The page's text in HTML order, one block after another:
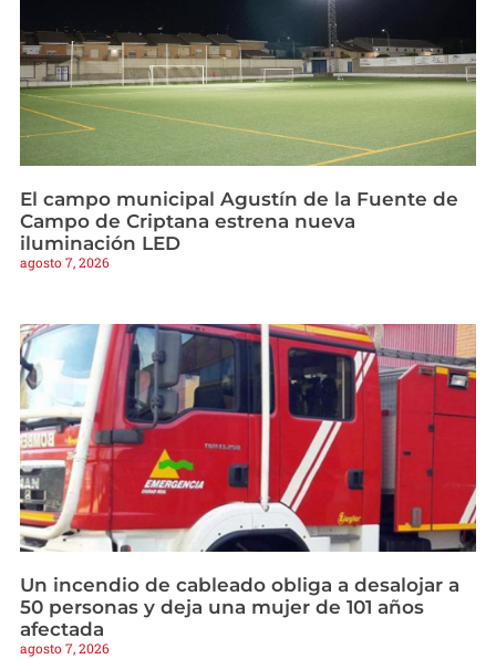
El campo municipal Agustín de la Fuente de
Campo de Criptana estrena nueva
iluminación LED
agosto 7, 2026
Un incendio de cableado obliga a desalojar a
50 personas y deja una mujer de 101 años
afectada
agosto 7, 2026